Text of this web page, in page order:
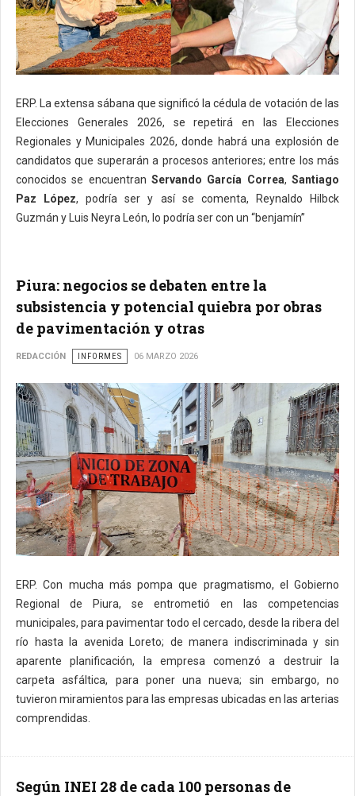
ERP. La extensa sábana que significó la cédula de votación de las
Elecciones Generales 2026, se repetirá en las Elecciones
Regionales y Municipales 2026, donde habrá una explosión de
candidatos que superarán a procesos anteriores; entre los más
conocidos se encuentran Servando García Correa,Santiago
Paz López, podría ser y así se comenta, Reynaldo Hilbck
Guzmán y Luis Neyra León, lo podría ser con un “benjamín”
Piura: negocios se debaten entre la
subsistencia y potencial quiebra por obras
de pavimentación y otras
REDACCIÓN INFORMES 06 MARZO 2026
ERP. Con mucha más pompa que pragmatismo, el Gobierno
Regional de Piura, se entrometió en las competencias
municipales, para pavimentar todo el cercado, desde la ribera del
río hasta la avenida Loreto; de manera indiscriminada y sin
aparente planificación, la empresa comenzó a destruir la
carpeta asfáltica, para poner una nueva; sin embargo, no
tuvieron miramientos para las empresas ubicadas en las arterias
comprendidas.
Según INEI 28 de cada 100 personas de